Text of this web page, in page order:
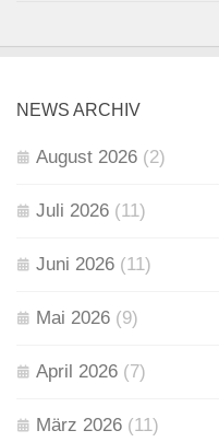
NEWS ARCHIV
August 2026 (2)
Juli 2026 (11)
Juni 2026 (11)
Mai 2026 (9)
April 2026 (7)
März 2026 (11)